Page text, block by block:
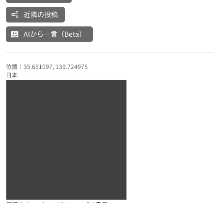
近隣の投稿
AIから一言（Beta）
位置：35.651097, 139.724975
日本